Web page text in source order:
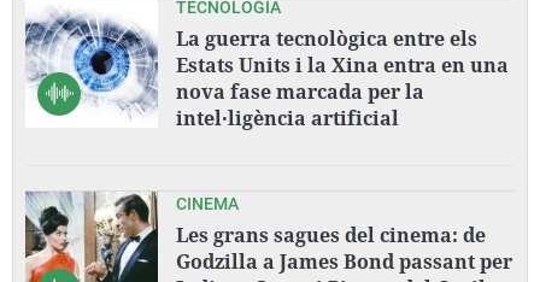
TECNOLOGIA
La guerra tecnològica entre els
Estats Units i la Xina entra en una
nova fase marcada per la
intel·ligència artificial
CINEMA
Les grans sagues del cinema: de
Godzilla a James Bond passant per